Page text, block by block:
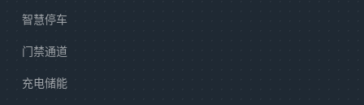
智慧停车
门禁通道
充电储能